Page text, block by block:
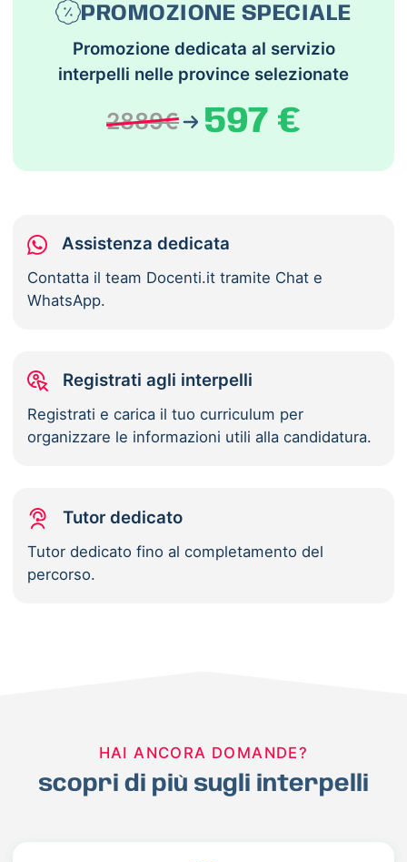
PROMOZIONE SPECIALE
Promozione dedicata al servizio
interpelli nelle province selezionate
2889€ 597 €
Assistenza dedicata
Contatta il team Docenti.it tramite Chat e
WhatsApp.
Registrati agli interpelli
Registrati e carica il tuo curriculum per
organizzare le informazioni utili alla candidatura.
Tutor dedicato
Tutor dedicato fino al completamento del
percorso.
HAI ANCORA DOMANDE?
scopri di più sugli interpelli